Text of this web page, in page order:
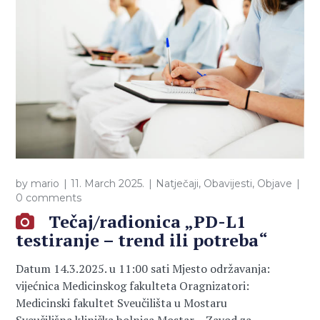
by mario 11. March 2025. Natječaji, Obavijesti, Objave
0 comments
Tečaj/radionica „PD-L1
testiranje – trend ili potreba“
Datum 14.3.2025. u 11:00 sati Mjesto održavanja:
vijećnica Medicinskog fakulteta Oragnizatori:
Medicinski fakultet Sveučilišta u Mostaru